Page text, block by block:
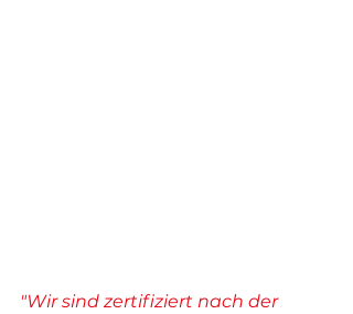
"Wir sind zertifiziert nach der